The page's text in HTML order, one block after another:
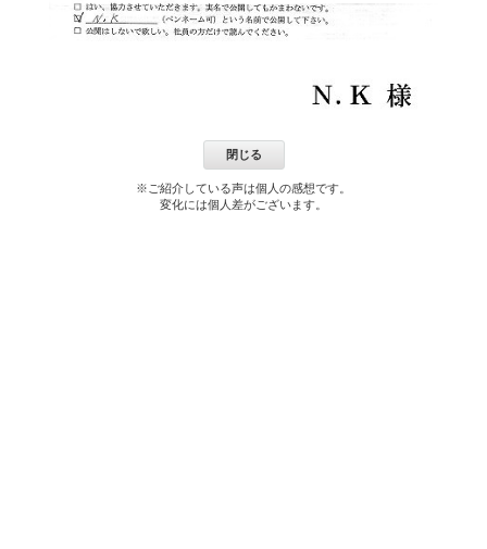
閉じる
※ご紹介している声は個人の感想です。
変化には個人差がございます。